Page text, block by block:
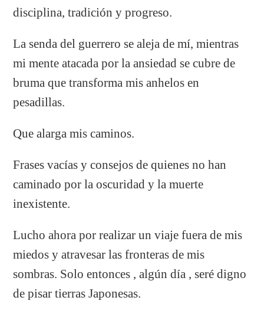
disciplina, tradición y progreso.
La senda del guerrero se aleja de mí, mientras
mi mente atacada por la ansiedad se cubre de
bruma que transforma mis anhelos en
pesadillas.
Que alarga mis caminos.
Frases vacías y consejos de quienes no han
caminado por la oscuridad y la muerte
inexistente.
Lucho ahora por realizar un viaje fuera de mis
miedos y atravesar las fronteras de mis
sombras. Solo entonces , algún día , seré digno
de pisar tierras Japonesas.